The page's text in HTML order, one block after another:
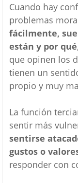
Cuando hay
problemas
fácilmente,
están y por qué
que opinen los
tienen un
propio y muy
La función
sentir más
sentirse
gustos o
responder con